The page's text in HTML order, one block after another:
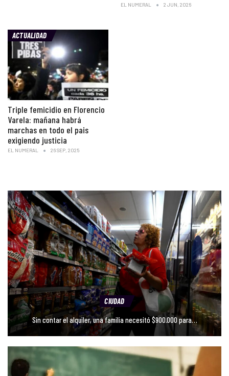
EL NUMERAL 2 JUN, 2026
ACTUALIDAD
Triple femicidio en Florencio
Varela: mañana habrá
marchas en todo el pais
exigiendo justicia
EL NUMERAL 26 SEP, 2025
CIUDAD
Sin contar el alquiler, una familia necesitó $900.000 para…